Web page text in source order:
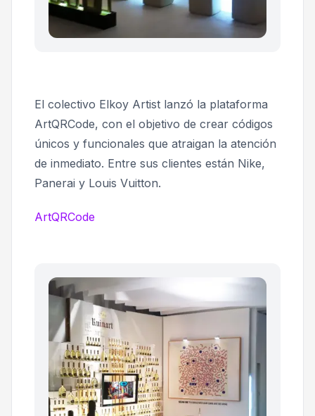
El colectivo Elkoy Artist lanzó la plataforma
ArtQRCode, con el objetivo de crear códigos
únicos y funcionales que atraigan la atención
de inmediato. Entre sus clientes están Nike,
Panerai y Louis Vuitton.
ArtQRCode